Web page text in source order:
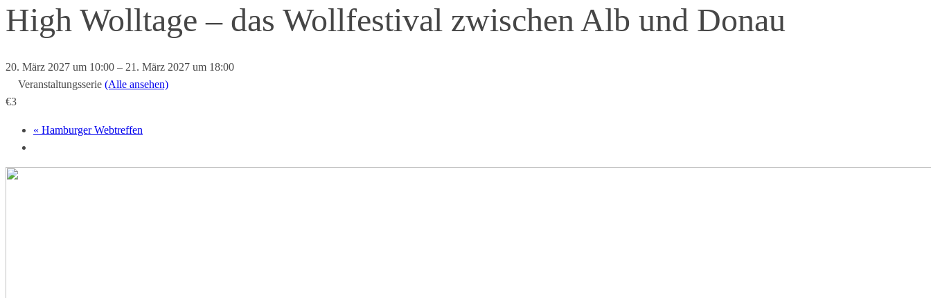
High Wolltage – das Wollfestival zwischen Alb und Donau
20. März 2027 um 10:00 – 21. März 2027 um 18:00
Veranstaltungsserie (Alle ansehen)
€3
« Hamburger Webtreffen